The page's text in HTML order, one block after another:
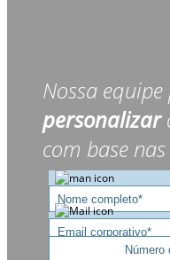
Nossa
personalizar
com base